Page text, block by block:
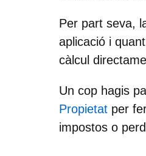
Per part seva,
aplicació i
càlcul
Un cop hagis
Propietat per
impostos o